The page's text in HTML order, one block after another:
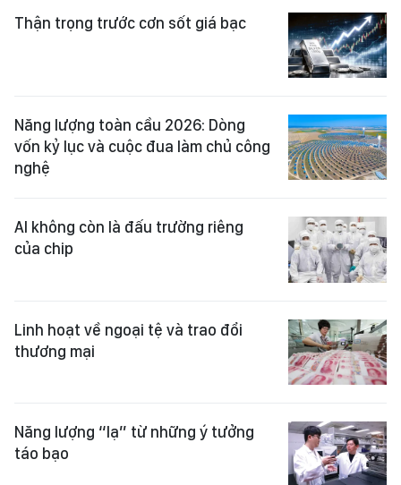
Thận trọng trước cơn sốt giá bạc
Năng lượng toàn cầu 2026: Dòng
vốn kỷ lục và cuộc đua làm chủ công
nghệ
AI không còn là đấu trường riêng
của chip
Linh hoạt về ngoại tệ và trao đổi
thương mại
Năng lượng “lạ” từ những ý tưởng
táo bạo